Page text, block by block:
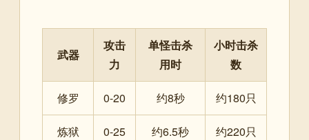
武器
攻击
力
单怪击杀
用时
小时击杀
数
修罗 0-20 约8秒 约180只
炼狱 0-25 约6.5秒 约220只